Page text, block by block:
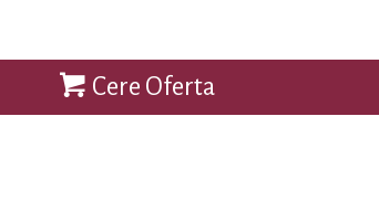
Cere Oferta